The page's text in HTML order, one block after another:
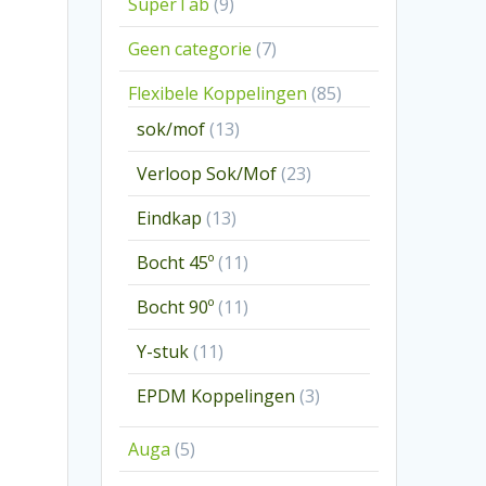
producten
Geen categorie 77
producten
Flexibele Koppelingen 8585
sok/mof 1313
producten
Verloop Sok/Mof 2323
producten
Eindkap 1313
producten
Bocht 45º 1111
producten
Bocht 90º 1111
producten
Y-stuk 1111
producten
EPDM Koppelingen 33
producten
Auga 55
producten